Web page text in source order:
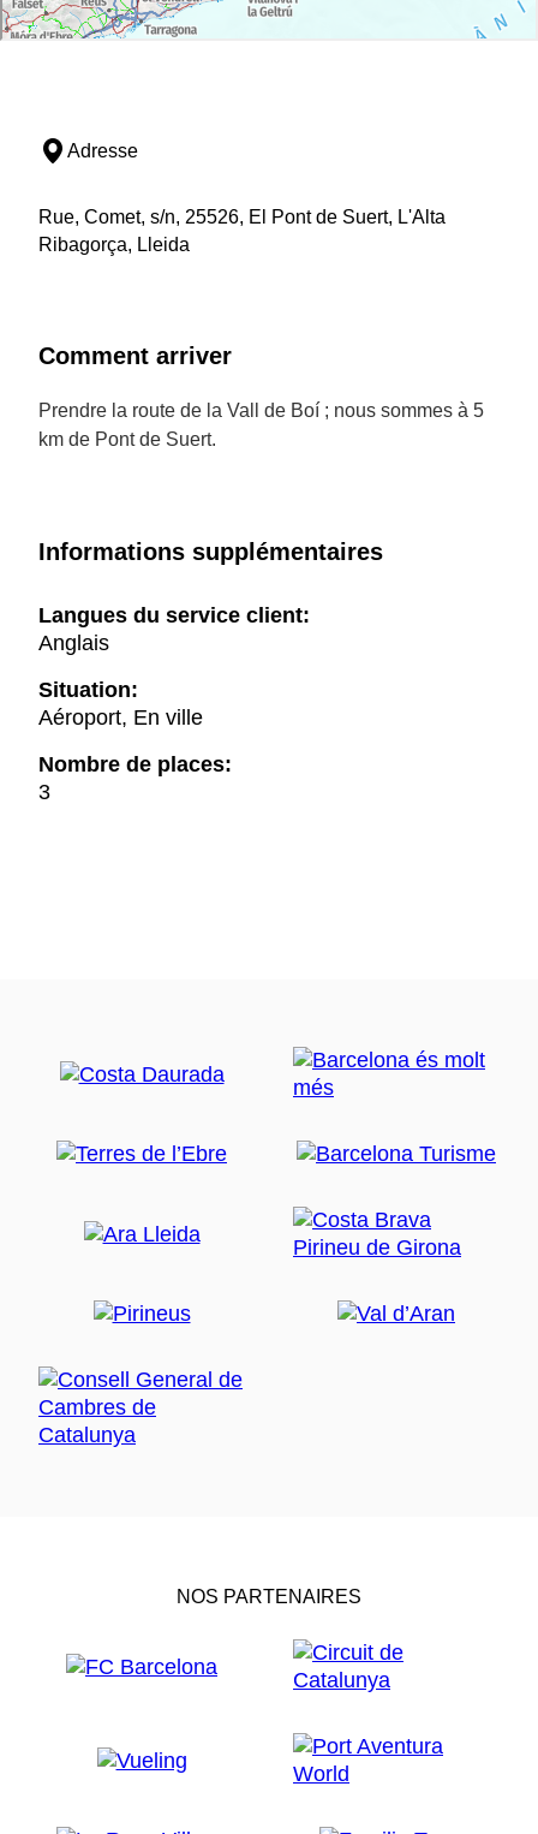
Adresse
Rue, Comet, s/n, 25526, El Pont de Suert, L'Alta
Ribagorça, Lleida
Comment arriver
Prendre la route de la Vall de Boí ; nous sommes à 5
km de Pont de Suert.
Informations supplémentaires
Langues du service client:
Anglais
Situation:
Aéroport, En ville
Nombre de places:
3
NOS PARTENAIRES